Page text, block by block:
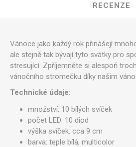
RECENZE
Vánoce jako každý rok přinášejí
ale stejně tak bývají tyto svátky pro
stresující. Zpříjemněte si alespoň
vánočního stromečku díky našim
Technické údaje:
množství: 10 bílých svíček
počet LED: 10 diod
výška svíček: cca 9 cm
barva: teple bílá, multicolor